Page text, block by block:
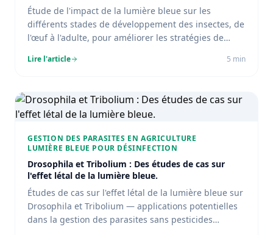
Étude de l'impact de la lumière bleue sur les
différents stades de développement des insectes, de
l'œuf à l'adulte, pour améliorer les stratégies de
Lire l'article 5 min
GESTION DES PARASITES EN AGRICULTURE
LUMIÈRE BLEUE POUR DÉSINFECTION
Drosophila et Tribolium : Des études de cas sur
l'effet létal de la lumière bleue.
Études de cas sur l'effet létal de la lumière bleue sur
Drosophila et Tribolium — applications potentielles
dans la gestion des parasites sans pesticides